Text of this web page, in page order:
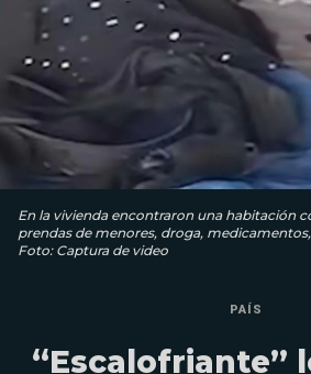
En la vivienda encontraron una habitación
prendas de menores, droga,
Foto: Captura de video
PAÍS
“Escalofriante”